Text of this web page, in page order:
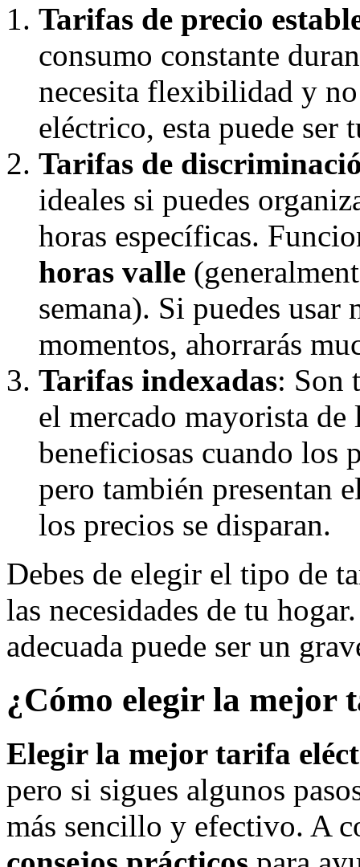
Tarifas de precio
consumo constante
necesita flexibilidad y
eléctrico, esta puede ser
Tarifas de
ideales si puedes
horas específicas.
horas valle
semana). Si puedes usar
momentos, ahorrarás
Tarifas indexadas: Son
el mercado mayorista
beneficiosas cuando los
pero también presentan
los precios se disparan.
Debes de elegir el tipo de
las necesidades de tu
adecuada puede ser un
¿Cómo elegir la mejor
Elegir la mejor tarifa
pero si sigues algunos
más sencillo y efectivo. A